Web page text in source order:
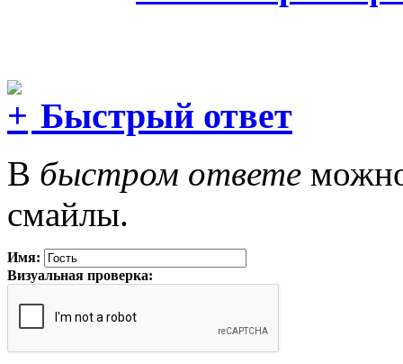
Быстрый ответ
В быстром ответе
смайлы.
Имя:
Визуальная проверка: